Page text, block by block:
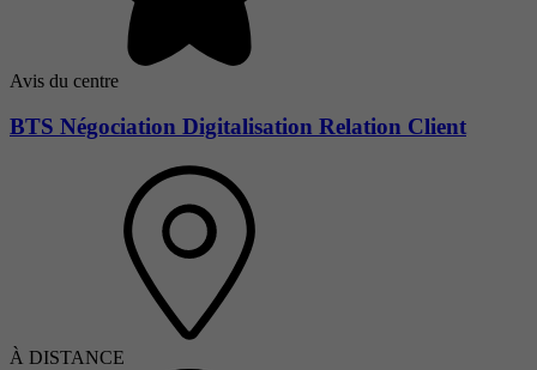
Avis du centre
BTS Négociation Digitalisation Relation Client
À DISTANCE